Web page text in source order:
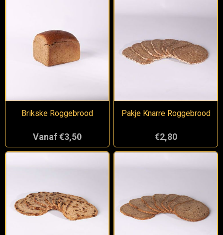
Brikske Roggebrood
Vanaf €3,50
Pakje Knarre Roggebrood
€2,80